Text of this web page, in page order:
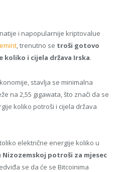
i napopularnije kriptovalue
, trenutno se troši gotovo
i cijela država Irska.
stavlja se minimalna
na 2,55 gigawata, što znači da se
koliko potroši i cijela država
električne energije koliko u
potroši za mjesec
se da će se Bitcoinima